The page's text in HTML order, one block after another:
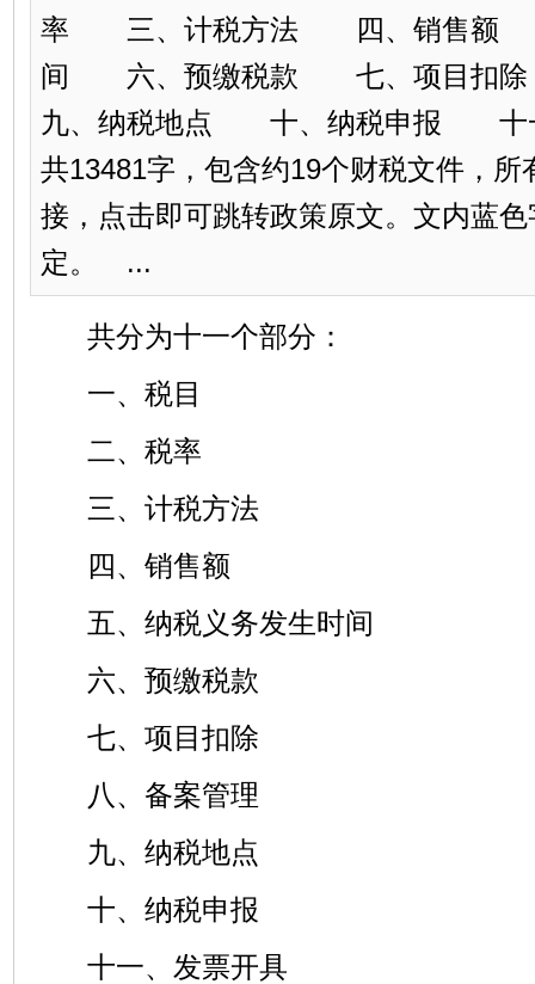
率 三、计税方法 四、销售额
间 六、预缴税款 七、项目
九、纳税地点 十、纳税申报 十
共13481字，包含约19个财税文件，所
接，点击即可跳转政策原文。文内蓝
定。 ...
共分为十一个部分：
一、税目
二、税率
三、计税方法
四、销售额
五、纳税义务发生时间
六、预缴税款
七、项目扣除
八、备案管理
九、纳税地点
十、纳税申报
十一、发票开具